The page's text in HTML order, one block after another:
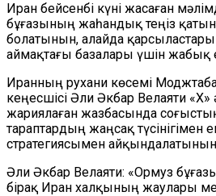
Иран бейсенбі күні жасаған
бұғазының жаһандық теңіз
болатынын, алайда
аймақтағы базалары үшін жабық
Иранның рухани көсемі
кеңесшісі Әли Әкбар Велаяти «X»
жариялаған жазбасында
тараптардың жаңсақ түсінігімен
стратегиясымен
Әли Әкбар Велаяти: «Ормуз
бірақ Иран халқының жаулары